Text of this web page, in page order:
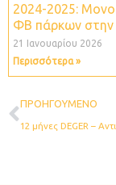
2024-2025:
ΦΒ πάρκων στην
21 Ιανουαρίου 2026
Περισσότερα »
Prev
ΠΡΟΗΓΟΎΜΕΝΟ